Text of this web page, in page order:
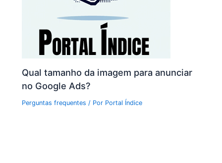
Qual tamanho da imagem para anunciar
no Google Ads?
Perguntas frequentes / Por Portal Índice